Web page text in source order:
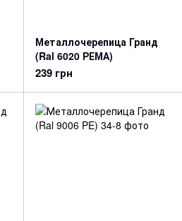
Металлочерепица Гранд
(Ral 6020 РЕМА)
239 грн